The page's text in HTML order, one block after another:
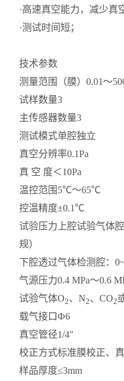
·高速真空能力，减少真
·测试时间短；
技术参数
测量范围（膜）0.01～
试样数量3
主传感器数量3
测试模式单腔独立
真空分辨率0.1Pa
真 空 度＜10Pa
温控范围 5℃～65℃
控温精度±0.1℃
试验压力 上腔试验气体
规）
下腔透过气体检测腔：
气源压力0.4 MPa～0.6
试验气体O2、N2、CO2
载气接口Ф6
真空管径1/4"
校正方式标准膜校正、
样品厚度≤3mm